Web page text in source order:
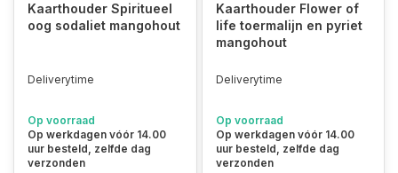
Kaarthouder Spiritueel
oog sodaliet mangohout
Deliverytime
Op voorraad
Op werkdagen vóór 14.00
uur besteld, zelfde dag
verzonden
Kaarthouder Flower of
life toermalijn en pyriet
mangohout
Deliverytime
Op voorraad
Op werkdagen vóór 14.00
uur besteld, zelfde dag
verzonden